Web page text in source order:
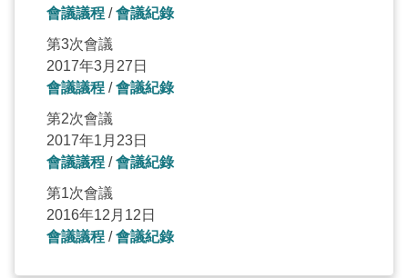
會議議程 /會議紀錄
第3次會議
2017年3月27日
會議議程 /會議紀錄
第2次會議
2017年1月23日
會議議程 /會議紀錄
第1次會議
2016年12月12日
會議議程 /會議紀錄